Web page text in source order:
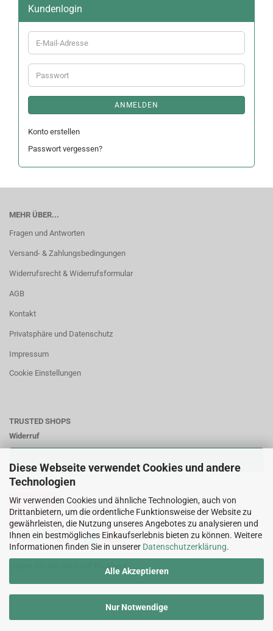
Diese Webseite verwendet Cookies und andere
Technologien
Wir verwenden Cookies und ähnliche Technologien, auch von
Drittanbietern, um die ordentliche Funktionsweise der Website zu
gewährleisten, die Nutzung unseres Angebotes zu analysieren und
Ihnen ein bestmögliches Einkaufserlebnis bieten zu können. Weitere
Informationen finden Sie in unserer Datenschutzerklärung.
Alle Akzeptieren
Nur Notwendige
Kundenlogin
E-
Mail-
Adresse
Passwort
ANMELDEN
Konto erstellen
Passwort vergessen?
MEHR ÜBER...
Fragen und Antworten
Versand- & Zahlungsbedingungen
Widerrufsrecht & Widerrufsformular
AGB
Kontakt
Privatsphäre und Datenschutz
Impressum
Cookie Einstellungen
TRUSTED SHOPS
Widerruf
Zahlungsweisen:
Folgen Sie uns auch auf Facebook